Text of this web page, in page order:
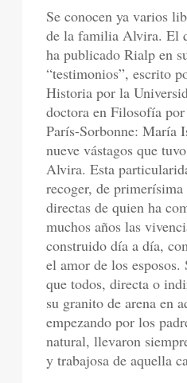
Se conocen ya varios
de la familia Alvira. El
ha publicado Rialp en
“testimonios”, escrito
Historia por la
doctora en Filosofía
París-Sorbonne: María
nueve vástagos que
Alvira. Esta
recoger, de
directas de quien ha
muchos años las
construido día a día,
el amor de los esposos.
que todos, directa o
su granito de arena en
empezando por los
natural, llevaron
y trabajosa de aquella